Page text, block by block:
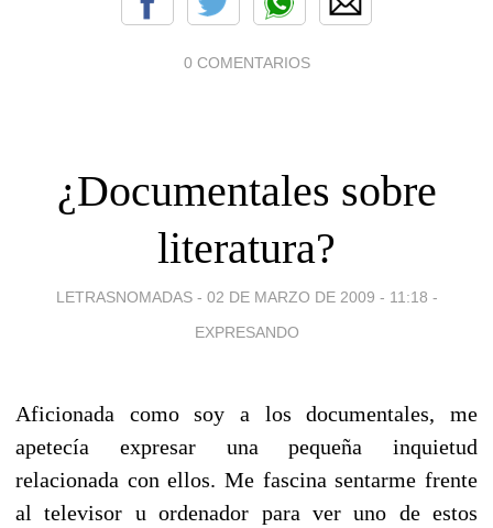
0 COMENTARIOS
¿Documentales sobre
literatura?
LETRASNOMADAS - 02 DE MARZO DE 2009 - 11:18 -
EXPRESANDO
Aficionada como soy a los documentales, me
apetecía expresar una pequeña inquietud
relacionada con ellos. Me fascina sentarme frente
al televisor u ordenador para ver uno de estos